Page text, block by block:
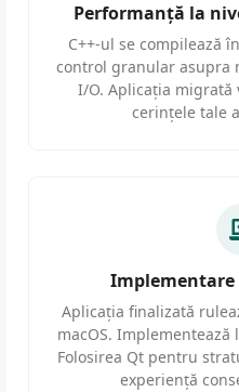
Performanță la
C++-ul se compilează
control granular asupra
I/O. Aplicația migrată
cerințele tale
Aplicația finalizată
macOS.
Folosirea Qt pentru
experiență